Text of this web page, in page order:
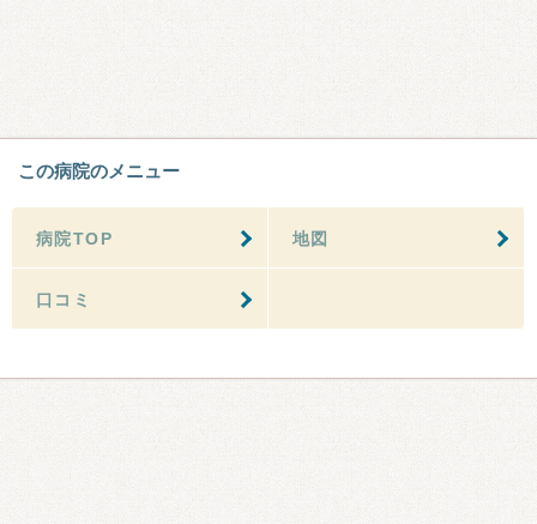
この病院のメニュー
病院TOP 地図
口コミ